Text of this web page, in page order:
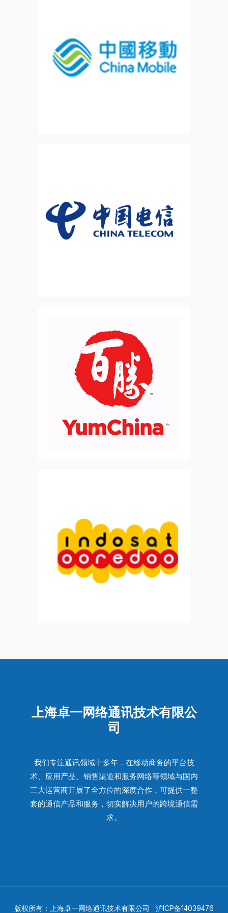
上海卓一网络通讯技术有限公
司
我们专注通讯领域十多年，在移动商务的平台技
术、应用产品、销售渠道和服务网络等领域与国内
三大运营商开展了全方位的深度合作，可提供一整
套的通信产品和服务，切实解决用户的跨境通信需
求。
版权所有：上海卓一网络通讯技术有限公司 沪ICP备14039476